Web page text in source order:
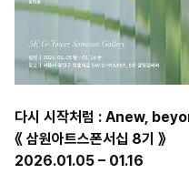
다시 시작처럼 : Anew,
《 삼원아트스폰서십 8기 》
2026.01.05 – 01.16